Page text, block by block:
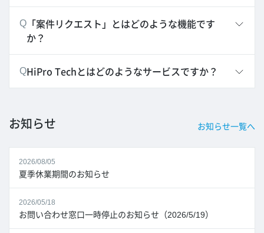
Q
「案件リクエスト」とはどのような機能です
か？
QHiPro Techとはどのようなサービスですか？
お知らせ お知らせ一覧へ
2026/08/05
夏季休業期間のお知らせ
2026/05/18
お問い合わせ窓口一時停止のお知らせ（2026/5/19）